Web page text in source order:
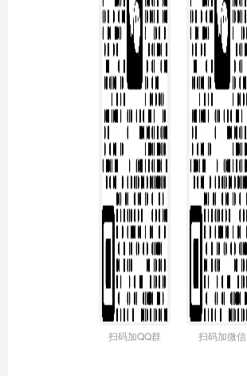
扫码加QQ群 扫码加微信